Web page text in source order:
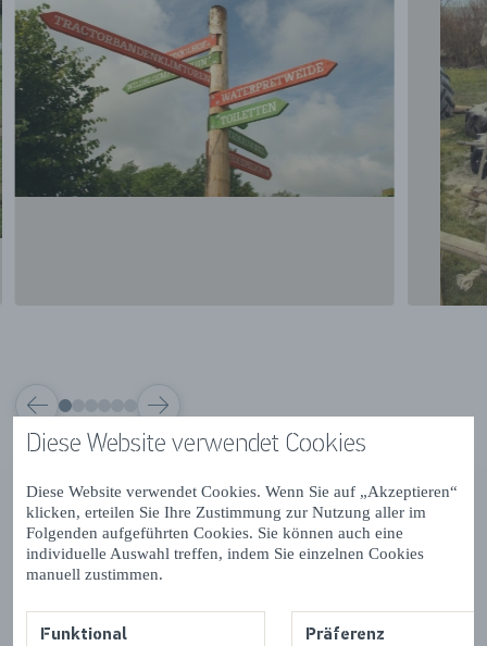
Diese Website verwendet Cookies
Diese Website verwendet Cookies. Wenn Sie auf „Akzeptieren“
klicken, erteilen Sie Ihre Zustimmung zur Nutzung aller im
Folgenden aufgeführten Cookies. Sie können auch eine
individuelle Auswahl treffen, indem Sie einzelnen Cookies
manuell zustimmen.
Funktional Präferenz
VORIGE VOLGENDE
Kontaktdetails & Öffnungszeiten